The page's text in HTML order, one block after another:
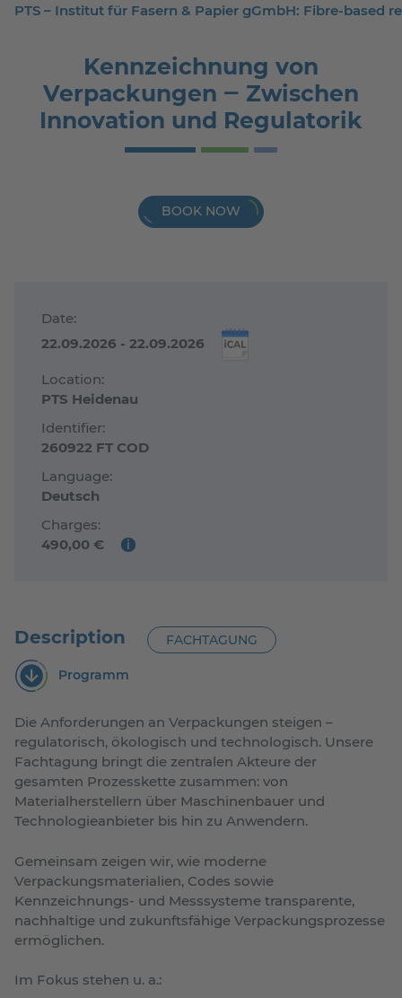
PTS – Institut für Fasern & Papier gGmbH: Fibre-based
Kennzeichnung von
Verpackungen ‒ Zwischen
Innovation und Regulatorik
BOOK NOW
Date:
22.09.2026 - 22.09.2026
Location:
PTS Heidenau
Identifier:
260922 FT COD
Language:
Deutsch
Charges:
490,00 €
further information
i
Description FACHTAGUNG
Programm
Die Anforderungen an Verpackungen steigen –
regulatorisch, ökologisch und technologisch. Unsere
Fachtagung bringt die zentralen Akteure der
gesamten Prozesskette zusammen: von
Materialherstellern über Maschinenbauer und
Technologieanbieter bis hin zu Anwendern.
Gemeinsam zeigen wir, wie moderne
Verpackungsmaterialien, Codes sowie
Kennzeichnungs- und Messsysteme transparente,
nachhaltige und zukunftsfähige Verpackungsprozesse
ermöglichen.
Im Fokus stehen u. a.: